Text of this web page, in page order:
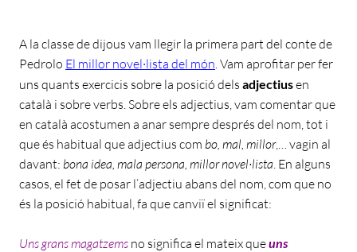
A la classe de dijous vam llegir la primera part del conte de
Pedrolo El millor novel·lista del món . Vam aprofitar per fer
uns quants exercicis sobre la posició dels adjectiusen
català i sobre verbs. Sobre els adjectius, vam comentar que
en català acostumen a anar sempre després del nom, tot i
que és habitual que adjectius com bo, mal, millor,… vagin al
davant: bona idea, mala persona, millor novel·lista . En alguns
casos, el fet de posar l’adjectiu abans del nom, com que no
és la posició habitual, fa que canviï el significat:
Uns grans magatzems no significa el mateix queuns